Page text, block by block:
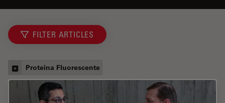
FILTER ARTICLES
Proteina Fluorescente